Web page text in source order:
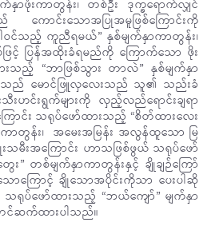
ာဖုံးကာတွန်း၊ တစ်ဦး ဒုက္ခရောက်လျှင်
ာင်းသောအပြုအမူဖြစ်ကြောင်းကို
ဝင်သည့် ကူညီရမယ်” နှစ်မျက်နှာကာတွန်း၊
ြင့် ပြန်အထိုးခံရမည်ကို ကြောက်သော ဖိုး
းသည့် “ဘာဖြစ်သွား တာလဲ” နှစ်မျက်နှာ
ည် မောင်ဖြူလှလေးသည် သူ၏ သည်းခံ
င်းရွက်များကို လှည့်လည်ရောင်းချရာ
ြောင်း သရုပ်ဖော်ထားသည့် “စိတ်ထားလေး
ကာတွန်း၊ အမေးအမြန်း အလွန်ထူသော မြ
သမီးအကြောင်း ဟာသဖြစ်ဖွယ် သရုပ်ဖော်
” တစ်မျက်နှာကာတွန်းနှင့် ချိုချဉ်ကြော်
ာကြောင့် ချိုသောအပိုင်းကိုသာ ပေးပါဆို
ရုပ်ဖော်ထားသည့် “ဘယ်ကျော်” မျက်နှာ
ဆက်ထားပါသည်။